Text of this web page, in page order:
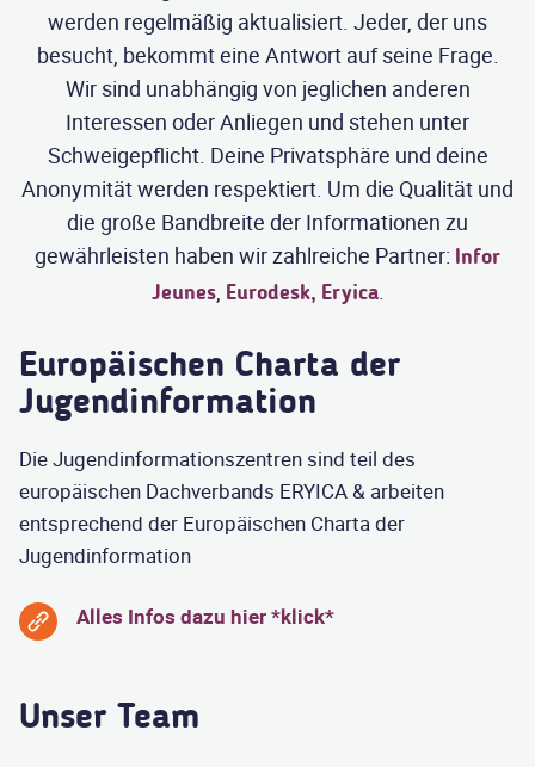
werden regelmäßig aktualisiert. Jeder, der uns
besucht, bekommt eine Antwort auf seine Frage.
Wir sind unabhängig von jeglichen anderen
Interessen oder Anliegen und stehen unter
Schweigepflicht. Deine Privatsphäre und deine
Anonymität werden respektiert. Um die Qualität und
die große Bandbreite der Informationen zu
gewährleisten haben wir zahlreiche Partner: Infor
Jeunes, Eurodesk, Eryica.
Europäischen Charta der
Jugendinformation
Die Jugendinformationszentren sind teil des
europäischen Dachverbands ERYICA & arbeiten
entsprechend der Europäischen Charta der
Jugendinformation
Alles Infos dazu hier *klick*
Unser Team